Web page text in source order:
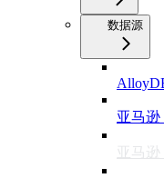
数据源
亚马逊
亚马逊